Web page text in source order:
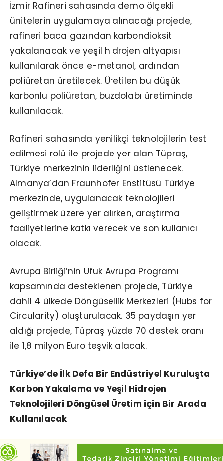
İzmir Rafineri sahasında demo ölçekli
ünitelerin uygulamaya alınacağı projede,
rafineri baca gazından karbondioksit
yakalanacak ve yeşil hidrojen altyapısı
kullanılarak önce e-metanol, ardından
poliüretan üretilecek. Üretilen bu düşük
karbonlu poliüretan, buzdolabı üretiminde
kullanılacak.
Rafineri sahasında yenilikçi teknolojilerin test
edilmesi rolü ile projede yer alan Tüpraş,
Türkiye merkezinin liderliğini üstlenecek.
Almanya’dan Fraunhofer Enstitüsü Türkiye
merkezinde, uygulanacak teknolojileri
geliştirmek üzere yer alırken, araştırma
faaliyetlerine katkı verecek ve son kullanıcı
olacak.
Avrupa Birliği’nin Ufuk Avrupa Programı
kapsamında desteklenen projede, Türkiye
dahil 4 ülkede Döngüsellik Merkezleri (Hubs for
Circularity) oluşturulacak. 35 paydaşın yer
aldığı projede, Tüpraş yüzde 70 destek oranı
ile 1,8 milyon Euro teşvik alacak.
Türkiye’de İlk Defa Bir Endüstriyel Kuruluşta
Karbon Yakalama ve Yeşil Hidrojen
Teknolojileri Döngüsel Üretim için Bir Arada
Kullanılacak